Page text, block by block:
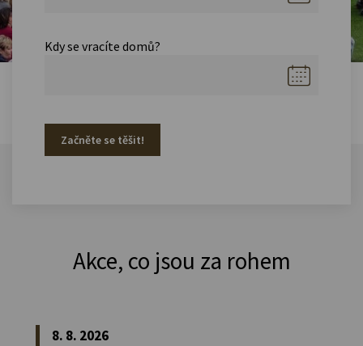
Kdy se vracíte domů?
Začněte se těšit!
Akce, co jsou za rohem
8. 8. 2026